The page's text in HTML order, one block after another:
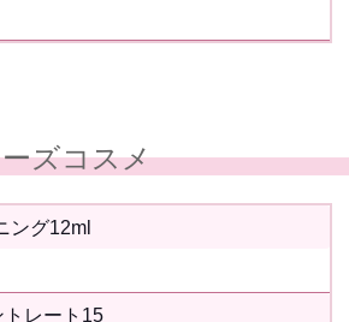
ズコスメ
ング12ml
レート15